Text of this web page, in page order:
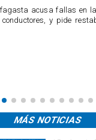
acusa fallas en
y pide
MÁS NOTICIAS